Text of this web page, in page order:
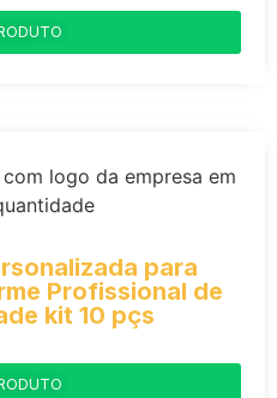
para
Profissional de
kit 10 pçs